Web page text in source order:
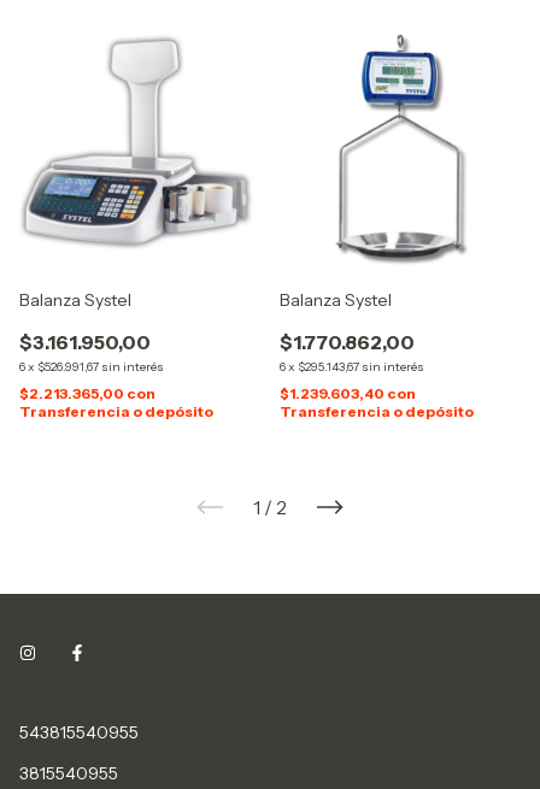
Balanza Systel
$3.161.950,00
6x $526.991,67 sin interés
$2.213.365,00 con
Transferencia o depósito
Balanza Systel
$1.770.862,00
6x $295.143,67 sin interés
$1.239.603,40 con
Transferencia o depósito
1 / 2
543815540955
3815540955